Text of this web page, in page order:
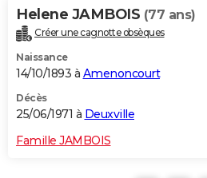
Helene JAMBOIS (77 ans)
Créer une cagnotte obsèques
Naissance
14/10/1893 à Amenoncourt
Décès
25/06/1971 à Deuxville
Famille JAMBOIS